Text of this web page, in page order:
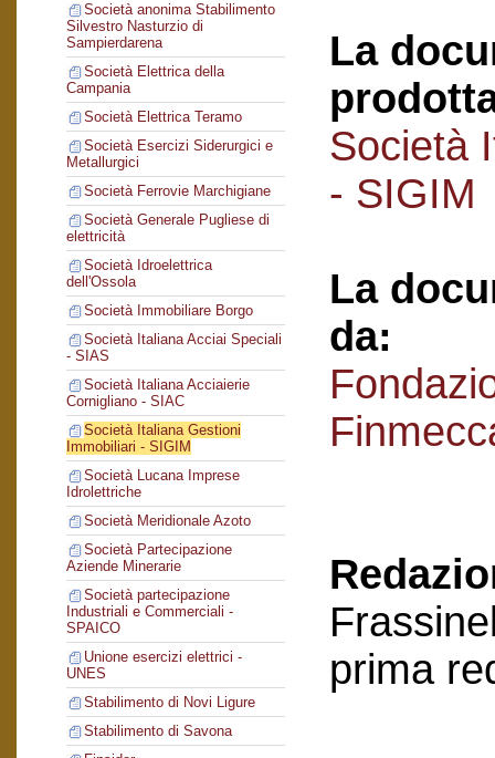
Società anonima Stabilimento
Silvestro Nasturzio di
Sampierdarena
Società Elettrica della
Campania
Società Elettrica Teramo
Società Esercizi Siderurgici e
Metallurgici
Società Ferrovie Marchigiane
Società Generale Pugliese di
elettricità
Società Idroelettrica
dell'Ossola
Società Immobiliare Borgo
Società Italiana Acciai Speciali
- SIAS
Società Italiana Acciaierie
Cornigliano - SIAC
Società Italiana Gestioni
Immobiliari - SIGIM
Società Lucana Imprese
Idrolettriche
Società Meridionale Azoto
Società Partecipazione
Aziende Minerarie
Società partecipazione
Industriali e Commerciali -
SPAICO
Unione esercizi elettrici -
UNES
Stabilimento di Novi Ligure
Stabilimento di Savona
La
Società
- SIGIM
La
da:
prima